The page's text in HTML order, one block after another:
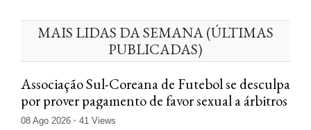
MAIS LIDAS DA SEMANA (ÚLTIMAS
PUBLICADAS)
Associação Sul-Coreana de Futebol se desculpa
por prover pagamento de favor sexual a árbitros
08 Ago 2026 41 Views